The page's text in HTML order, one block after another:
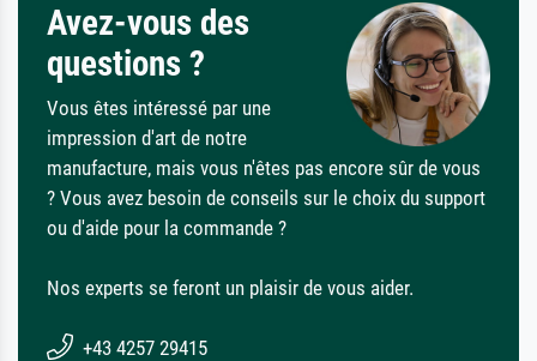
Avez-vous des
questions ?
Vous êtes intéressé par une
impression d'art de notre
manufacture, mais vous n'êtes pas encore sûr de vous
? Vous avez besoin de conseils sur le choix du support
ou d'aide pour la commande ?
Nos experts se feront un plaisir de vous aider.
+43 4257 29415